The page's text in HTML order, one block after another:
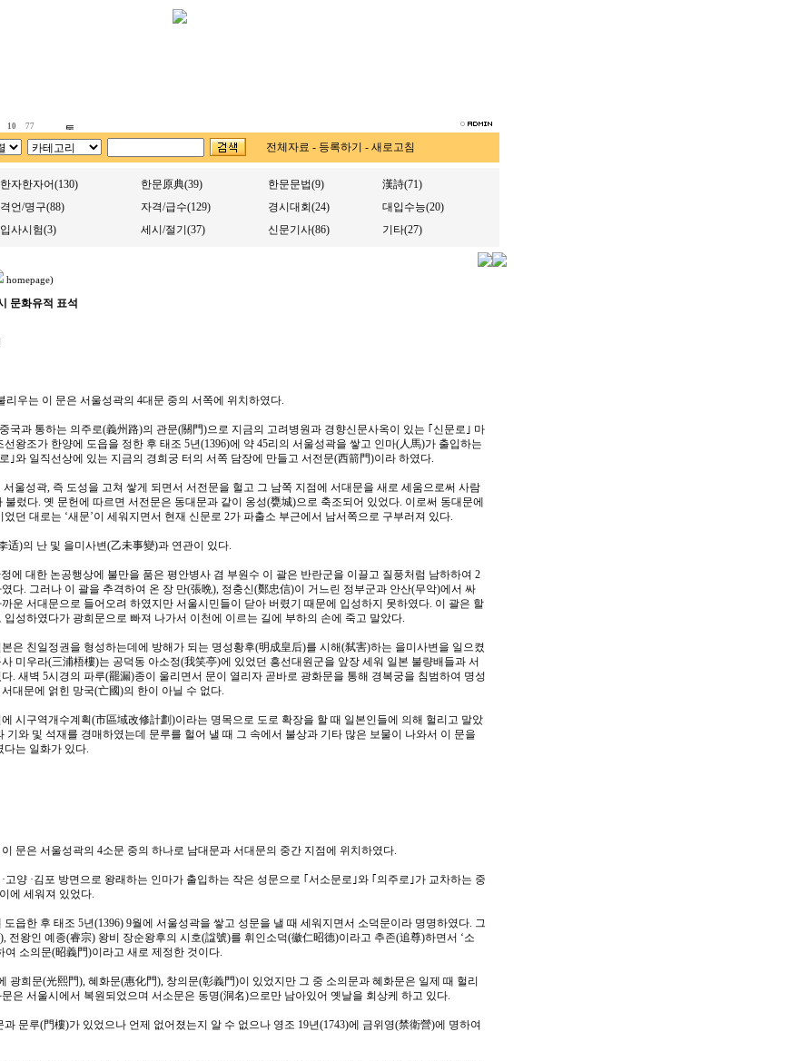
10 77
전체자료 - 등록하기 - 새로고침
한자한자어(130) 한문原典(39) 한문문법(9)
漢詩(71)
격언/명구(88) 자격/급수(129) 경시대회(24)
대입수능(20)
입사시험(3) 세시/절기(37) 신문기사(86) 기타(27)
homepage)
문화유적 표석
리우는 이 문은 서울성곽의 4대문 중의 서쪽에 위치하였다.
국과 통하는 의주로(義州路)의 관문(關門)으로 지금의 고려병원과 경향신문사옥이 있는 ｢신문로｣ 마
왕조가 한양에 도읍을 정한 후 태조 5년(1396)에 약 45리의 서울성곽을 쌓고 인마(人馬)가 출입하는
｣와 일직선상에 있는 지금의 경희궁 터의 서쪽 담장에 만들고 서전문(西箭門)이라 하였다.
서울성곽, 즉 도성을 고쳐 쌓게 되면서 서전문을 헐고 그 남쪽 지점에 서대문을 새로 세움으로써 사람
불렀다. 옛 문헌에 따르면 서전문은 동대문과 같이 옹성(甕城)으로 축조되어 있었다. 이로써 동대문에
던 대로는 ‘새문’이 세워지면서 현재 신문로 2가 파출소 부근에서 남서쪽으로 구부러져 있다.
适)의 난 및 을미사변(乙未事變)과 연관이 있다.
에 대한 논공행상에 불만을 품은 평안병사 겸 부원수 이 괄은 반란군을 이끌고 질풍처럼 남하하여 2
다. 그러나 이 괄을 추격하여 온 장 만(張晩), 정충신(鄭忠信)이 거느린 정부군과 안산(무악)에서 싸
운 서대문으로 들어오려 하였지만 서울시민들이 닫아 버렸기 때문에 입성하지 못하였다. 이 괄은 할
입성하였다가 광희문으로 빠져 나가서 이천에 이르는 길에 부하의 손에 죽고 말았다.
은 친일정권을 형성하는데에 방해가 되는 명성황후(明成皇后)를 시해(弑害)하는 을미사변을 일으켰
사 미우라(三浦梧樓)는 공덕동 아소정(我笑亭)에 있었던 흥선대원군을 앞장 세워 일본 불량배들과 서
. 새벽 5시경의 파루(罷漏)종이 울리면서 문이 열리자 곧바로 광화문을 통해 경복궁을 침범하여 명성
대문에 얽힌 망국(亡國)의 한이 아닐 수 없다.
시구역개수계획(市區域改修計劃)이라는 명목으로 도로 확장을 할 때 일본인들에 의해 헐리고 말았
기와 및 석재를 경매하였는데 문루를 헐어 낼 때 그 속에서 불상과 기타 많은 보물이 나와서 이 문을
다는 일화가 있다.
문은 서울성곽의 4소문 중의 하나로 남대문과 서대문의 중간 지점에 위치하였다.
고양 ·김포 방면으로 왕래하는 인마가 출입하는 작은 성문으로 ｢서소문로｣와 ｢의주로｣가 교차하는 중
에 세워져 있었다.
읍한 후 태조 5년(1396) 9월에 서울성곽을 쌓고 성문을 낼 때 세워지면서 소덕문이라 명명하였다. 그
전왕인 예종(睿宗) 왕비 장순왕후의 시호(諡號)를 휘인소덕(徽仁昭德)이라고 추존(追尊)하면서 ‘소
여 소의문(昭義門)이라고 새로 제정한 것이다.
광희문(光熙門), 혜화문(惠化門), 창의문(彰義門)이 있었지만 그 중 소의문과 혜화문은 일제 때 헐리
은 서울시에서 복원되었으며 서소문은 동명(洞名)으로만 남아있어 옛날을 회상케 하고 있다.
문루(門樓)가 있었으나 언제 없어졌는지 알 수 없으나 영조 19년(1743)에 금위영(禁衛營)에 명하여